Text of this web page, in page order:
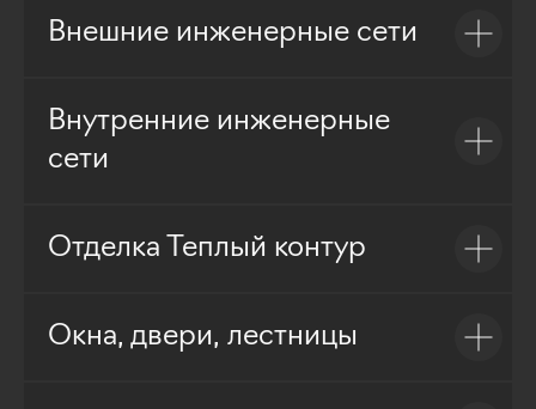
Внешние инженерные сети
Внутренние инженерные
сети
Отделка Теплый контур
Окна, двери, лестницы